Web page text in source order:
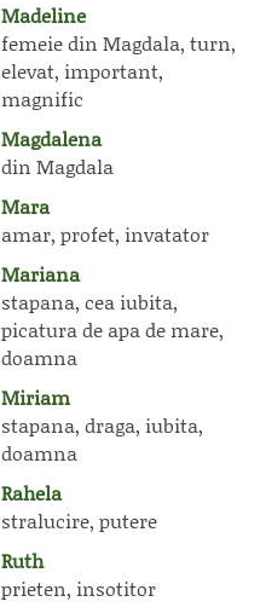
Madeline
femeie din Magdala, turn,
elevat, important,
magnific
Magdalena
din Magdala
Mara
amar, profet, invatator
Mariana
stapana, cea iubita,
picatura de apa de mare,
doamna
Miriam
stapana, draga, iubita,
doamna
Rahela
stralucire, putere
Ruth
prieten, insotitor